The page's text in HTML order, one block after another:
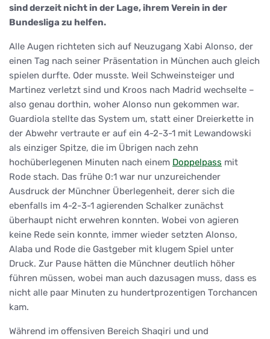
sind derzeit nicht in der Lage, ihrem Verein in der
Bundesliga zu helfen.
Alle Augen richteten sich auf Neuzugang Xabi Alonso, der
einen Tag nach seiner Präsentation in München auch gleich
spielen durfte. Oder musste. Weil Schweinsteiger und
Martinez verletzt sind und Kroos nach Madrid wechselte –
also genau dorthin, woher Alonso nun gekommen war.
Guardiola stellte das System um, statt einer Dreierkette in
der Abwehr vertraute er auf ein 4-2-3-1 mit Lewandowski
als einziger Spitze, die im Übrigen nach zehn
hochüberlegenen Minuten nach einem Doppelpass mit
Rode stach. Das frühe 0:1 war nur unzureichender
Ausdruck der Münchner Überlegenheit, derer sich die
ebenfalls im 4-2-3-1 agierenden Schalker zunächst
überhaupt nicht erwehren konnten. Wobei von agieren
keine Rede sein konnte, immer wieder setzten Alonso,
Alaba und Rode die Gastgeber mit klugem Spiel unter
Druck. Zur Pause hätten die Münchner deutlich höher
führen müssen, wobei man auch dazusagen muss, dass es
nicht alle paar Minuten zu hundertprozentigen Torchancen
kam.
Während im offensiven Bereich Shaqiri und und